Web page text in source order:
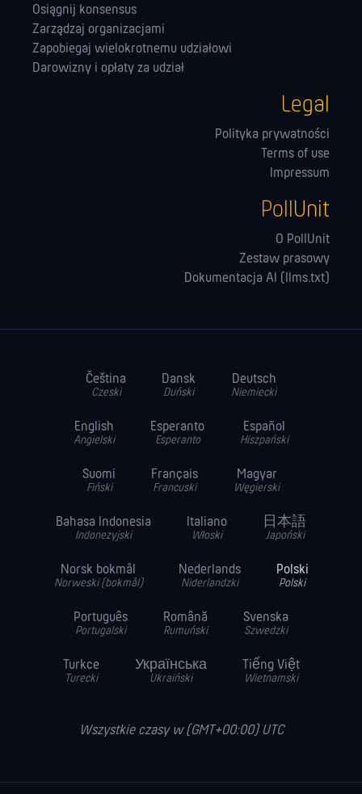
Osiągnij konsensus
Zarządzaj orga­nizacjami
Zapobiegaj wielokrotnemu udziałowi
Darowizny i opłaty za udział
Legal
Polityka prywatności
Terms of use
Impressum
PollUnit
O PollUnit
Zestaw prasowy
Dokumentacja AI (llms.txt)
Čeština
Czeski
Dansk
Duński
Deutsch
Niemiecki
English
Angielski
Esperanto
Esperanto
Español
Hiszpański
Suomi
Fiński
Français
Francuski
Magyar
Węgierski
Bahasa Indonesia
Indonezyjski
Italiano
Włoski
日本語
Japoński
Norsk bokmål
Norweski (bokmål)
Nederlands
Niderlandzki
Polski
Polski
Português
Portugalski
Română
Rumuński
Svenska
Szwedzki
Turkce
Turecki
Українська
Ukraiński
Tiếng Việt
Wietnamski
Wszystkie czasy w (GMT+00:00) UTC